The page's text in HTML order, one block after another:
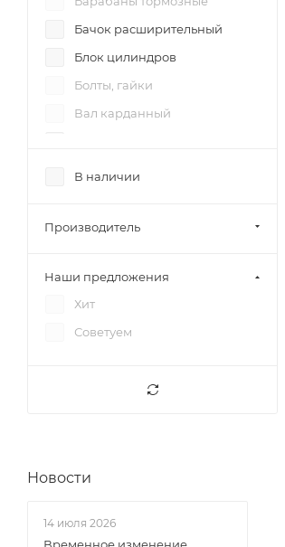
Фав 1031
Фав 1041
Фав 1051
Фав 1083
Фотон 1049С
Фотон 1089
Фотон 5049
Фотон 5059
Хендай HD72
Юджин 1041
Бачок расширительный
Блок цилиндров
Болты, гайки
Вал карданный
Вал распределительный
Вал шестерни компрессора
Венец маховика
Вентилятор
Вилка сцепления
Вкладыши шатунные
В наличии
Производитель
Наши предложения
Хит
Советуем
Новости
14 июля 2026